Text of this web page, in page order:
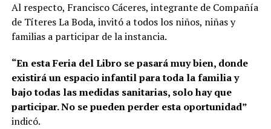
Al respecto, Francisco Cáceres, integrante de Compañía
de Títeres La Boda, invitó a todos los niños, niñas y
familias a participar de la instancia.
“En esta Feria del Libro se pasará muy bien, donde
existirá un espacio infantil para toda la familia y
bajo todas las medidas sanitarias, solo hay que
participar. No se pueden perder esta oportunidad”
indicó.